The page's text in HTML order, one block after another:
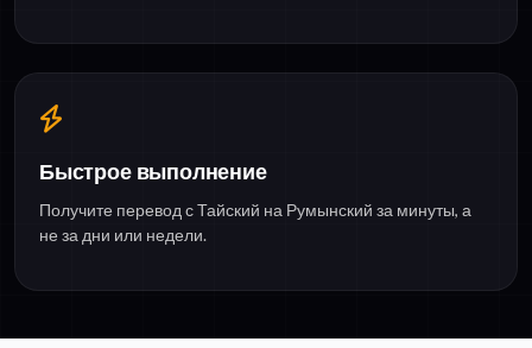
Быстрое выполнение
Получите перевод с Тайский на Румынский за минуты, а
не за дни или недели.